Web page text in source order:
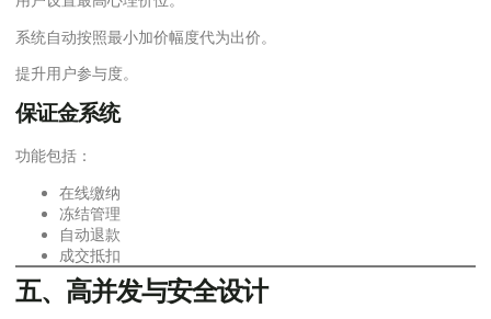
系统自动按照最小加价幅度代为出价。
提升用户参与度。
保证金系统
功能包括：
在线缴纳
冻结管理
自动退款
成交抵扣
五、高并发与安全设计